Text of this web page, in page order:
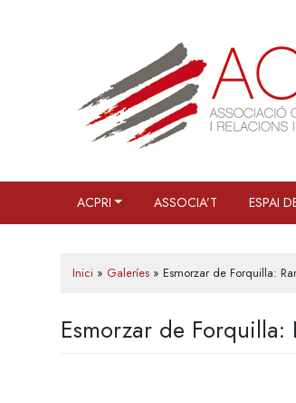
ACPRI ASSOCIA’T ESPAI
Inici» Galeríes» Esmorzar de Forquilla:
Esmorzar de Forquilla: